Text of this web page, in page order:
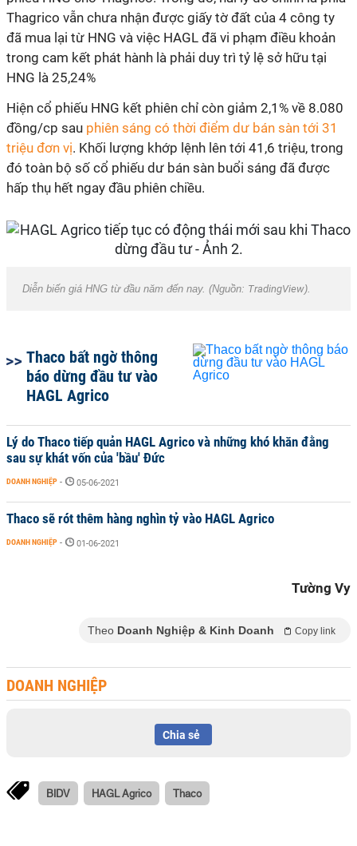
Thagrico vẫn chưa nhận được giấy tờ đất của 4 công ty
đã mua lại từ HNG và việc HAGL đã vi phạm điều khoản
trong cam kết phát hành là phải duy trì tỷ lệ sở hữu tại
HNG là 25,24%
Hiện cổ phiếu HNG kết phiên chỉ còn giảm 2,1% về 8.080
đồng/cp sau phiên sáng có thời điểm dư bán sàn tới 31
triệu đơn vị. Khối lượng khớp lệnh lên tới 41,6 triệu, trong
đó toàn bộ số cổ phiếu dư bán sàn buổi sáng đã được
hấp thụ hết ngay đầu phiên chiều.
Diễn biến giá HNG từ đầu năm đến nay. (Nguồn: TradingView).
Thaco bất ngờ thông
báo dừng đầu tư vào
HAGL Agrico
Lý do Thaco tiếp quản HAGL Agrico và những khó khăn đằng
sau sự khát vốn của 'bầu' Đức
DOANH NGHIỆP - 05-06-2021
Thaco sẽ rót thêm hàng nghìn tỷ vào HAGL Agrico
DOANH NGHIỆP - 01-06-2021
Tường Vy
Theo Doanh Nghiệp & Kinh Doanh Copy link
DOANH NGHIỆP
Chia sẻ
BIDV HAGL Agrico Thaco